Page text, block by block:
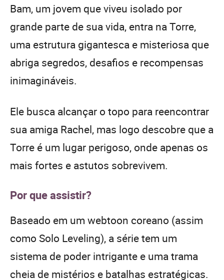
Bam, um jovem que viveu isolado por
grande parte de sua vida, entra na Torre,
uma estrutura gigantesca e misteriosa que
abriga segredos, desafios e recompensas
inimagináveis.
Ele busca alcançar o topo para reencontrar
sua amiga Rachel, mas logo descobre que a
Torre é um lugar perigoso, onde apenas os
mais fortes e astutos sobrevivem.
Por que assistir?
Baseado em um webtoon coreano (assim
como Solo Leveling), a série tem um
sistema de poder intrigante e uma trama
cheia de mistérios e batalhas estratégicas.